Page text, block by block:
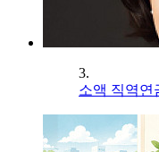
3.
소액 직역연